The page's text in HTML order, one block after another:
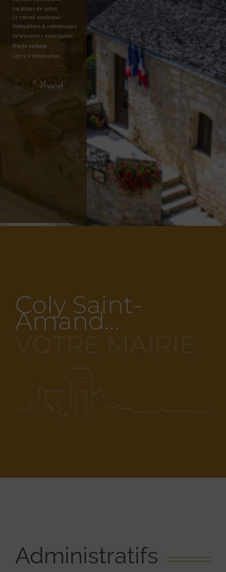
Locations de salles
Le conseil municipal
Délégations & commissions
Informations municipales
Lettre d'information
Procès verbaux
Coly Saint-
Amand…
Administratifs